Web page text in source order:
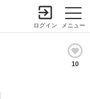
メニュー
ログイン
10